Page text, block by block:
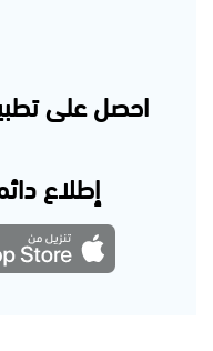
احصل على
إطلاع